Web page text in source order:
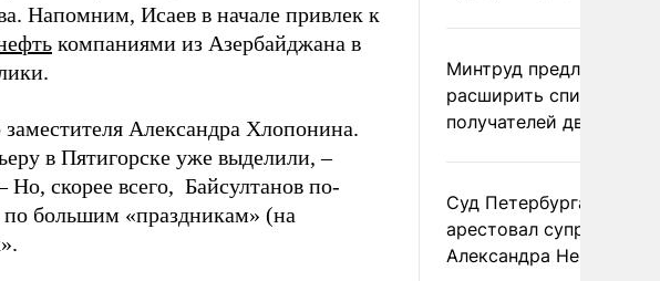
Напомним, Исаев в начале привлек к
компаниями из Азербайджана в
Александра Хлопонина.
в Пятигорске уже выделили, –
скорее всего, Байсултанов по-
по большим «праздникам» (на
Минтруд предложил
расширить список
получателей двух
Суд Петербурга заочно
арестовал супругу
Александра Невзорова